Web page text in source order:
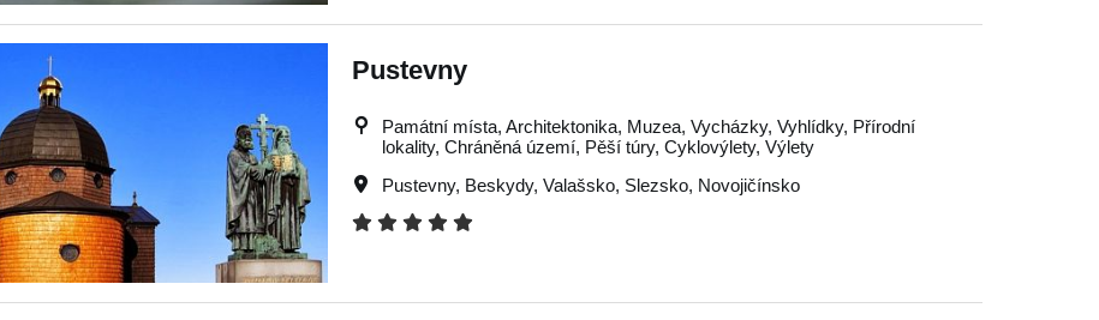
Pustevny
Památní místa, Architektonika, Muzea, Vycházky, Vyhlídky, Přírodní
lokality, Chráněná území, Pěší túry, Cyklovýlety, Výlety
Pustevny, Beskydy,Valašsko, Slezsko, Novojičínsko